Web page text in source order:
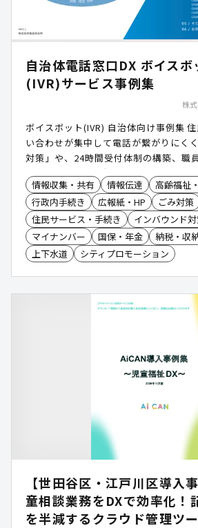
自治体電話窓口DX ボイスボ
(IVR)サービス事例集
株
ボイスボット(IVR) 自治体向け事例集
い合わせが集中して電話が繋がりにく
対策」や、24時間受付体制の構築、職
に伴う業務負担の削減を目的としていま
発による柔軟なシステム連携や、複数拠
BCP対策、強固なセキュリティ(ISMS
ラウドサービス「DHK CLOUD」の活用
に紹介されています。
情報収集・共有 情報伝達
高齢福祉
行政内手続き
広報紙・HP ごみ対策
住民サービス・手続き
インバウンド
マイナンバー
国保・年金
納税・収
上下水道
シティプロモーション
【世田谷区・江戸川区導入
童相談業務をDXで効率化！
を半減するクラウド管理ツ